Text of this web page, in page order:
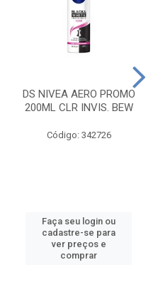
DS NIVEA AERO PROMO
200ML CLR INVIS. BEW
Código: 342726
Faça seu login ou
cadastre-se para
ver preços e
comprar